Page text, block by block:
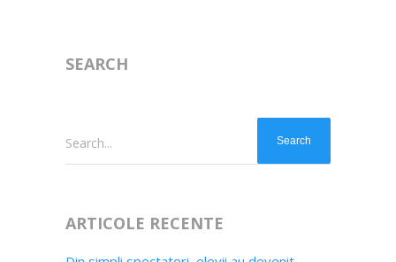
SEARCH
Search...
ARTICOLE RECENTE